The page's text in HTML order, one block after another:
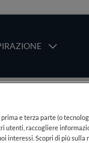
e terza parte (o
utenti, raccogliere
interessi. Scopri di più sulla